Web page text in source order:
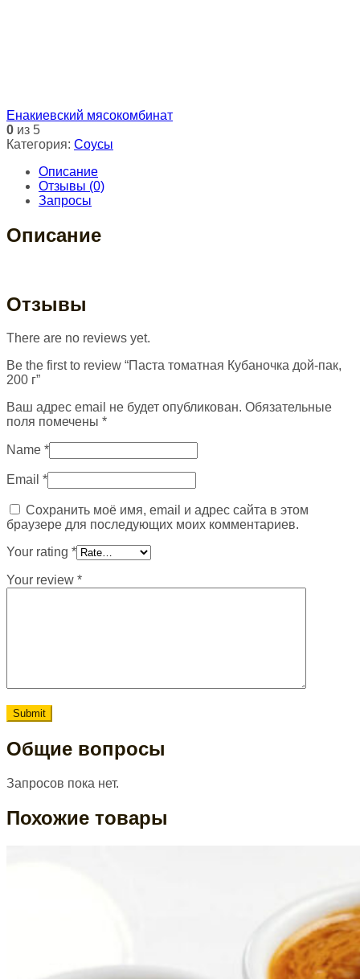
Енакиевский мясокомбинат
0 из 5
Категория: Соусы
Описание
Отзывы (0)
Запросы
Описание
Отзывы
There are no reviews yet.
Be the first to review “Паста томатная Кубаночка дой-пак,
200 г”
Ваш адрес email не будет опубликован. Обязательные
поля помечены *
Name *
Email *
Сохранить моё имя, email и адрес сайта в этом
браузере для последующих моих комментариев.
Your rating *
Your review *
Общие вопросы
Запросов пока нет.
Похожие товары